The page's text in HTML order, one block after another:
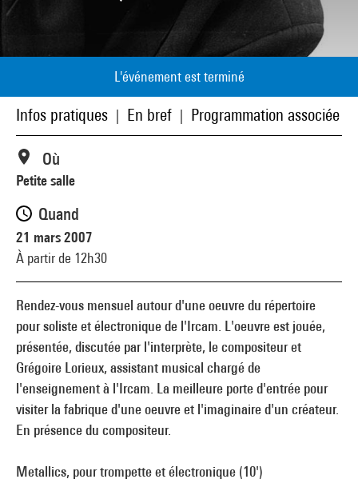
L'événement est terminé
Infos pratiques En bref Programmation associée
Rendez-vous mensuel autour d'une oeuvre du répertoire
pour soliste et électronique de l'Ircam. L'oeuvre est jouée,
présentée, discutée par l'interprète, le compositeur et
Grégoire Lorieux, assistant musical chargé de
l'enseignement à l'Ircam. La meilleure porte d'entrée pour
visiter la fabrique d'une oeuvre et l'imaginaire d'un créateur.
En présence du compositeur.
Metallics, pour trompette et électronique (10')
Où
Petite salle
Quand
21 mars 2007
À partir de 12h30